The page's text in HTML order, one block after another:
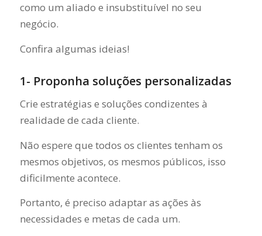
como um aliado e insubstituível no seu
negócio.
Confira algumas ideias!
1- Proponha soluções personalizadas
Crie estratégias e soluções condizentes à
realidade de cada cliente.
Não espere que todos os clientes tenham os
mesmos objetivos, os mesmos públicos, isso
dificilmente acontece.
Portanto, é preciso adaptar as ações às
necessidades e metas de cada um.